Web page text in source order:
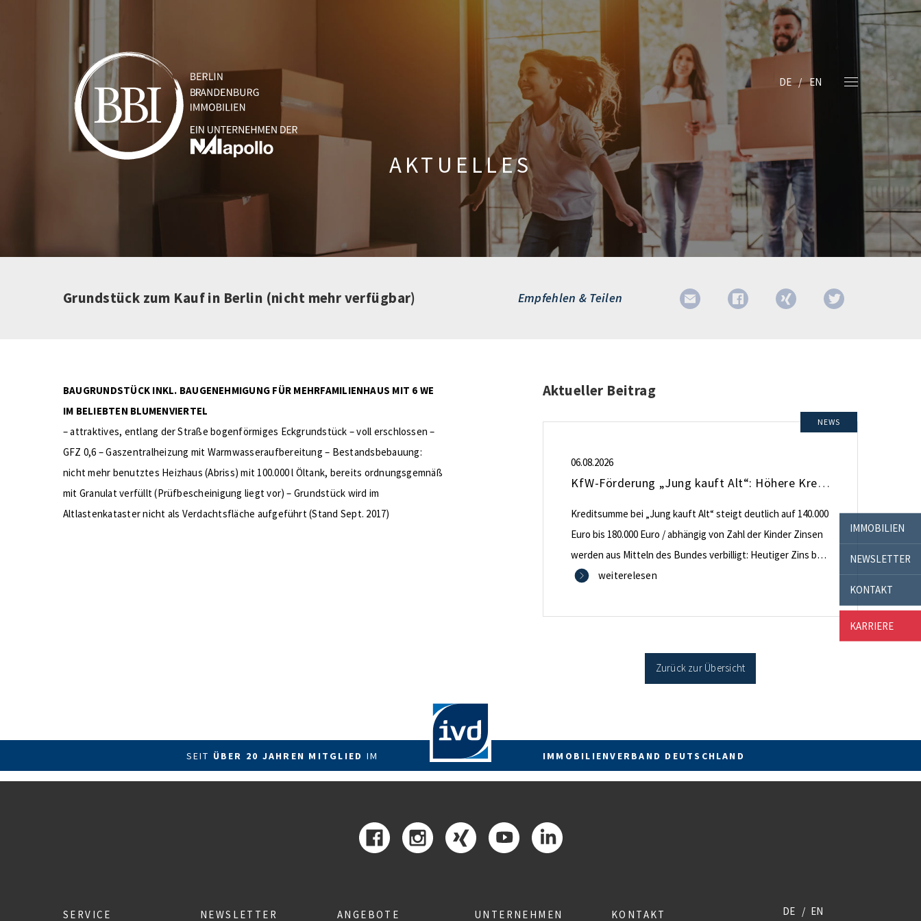
IMMOBILIEN
NEWSLETTER
KONTAKT
KARRIERE
DE EN
AKTUELLES
Grundstück zum Kauf in Berlin (nicht mehr verfügbar) Empfehlen & Teilen
BAUGRUNDSTÜCK INKL. BAUGENEHMIGUNG FÜR MEHRFAMILIENHAUS MIT 6 WE
IM BELIEBTEN BLUMENVIERTEL
– attraktives, entlang der Straße bogenförmiges Eckgrundstück – voll erschlossen –
GFZ 0,6 – Gaszentralheizung mit Warmwasseraufbereitung – Bestandsbebauung:
nicht mehr benutztes Heizhaus (Abriss) mit 100.000 l Öltank, bereits ordnungsgemnäß
mit Granulat verfüllt (Prüfbescheinigung liegt vor) – Grundstück wird im
Altlastenkataster nicht als Verdachtsfläche aufgeführt (Stand Sept. 2017)
Aktueller Beitrag
NEWS
06.08.2026
KfW-Förderung „Jung kauft Alt“: Höhere Kredite ab August 2026
Kreditsumme bei „Jung kauft Alt“ steigt deutlich auf 140.000
Euro bis 180.000 Euro / abhängig von Zahl der Kinder Zinsen
werden aus Mitteln des Bundes verbilligt: Heutiger Zins bei
0,53 Prozent effektiv bei 35 Jahren Laufzeit und 10 Jahren
energetischer Sanierung binnen 54 Monaten nach
weiterelesen
Zurück zur Übersicht
SEIT ÜBER 20 JAHREN MITGLIED IM IMMOBILIENVERBAND DEUTSCHLAND
SERVICE NEWSLETTER ANGEBOTE UNTERNEHMEN KONTAKT DE EN